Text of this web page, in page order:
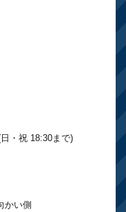
・祝 18:30まで)
かい側